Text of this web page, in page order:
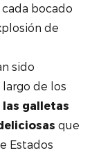
bocado
de
sido
de los
las galletas
que
Estados